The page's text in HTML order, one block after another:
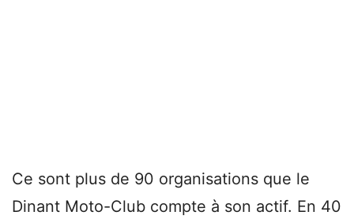
Ce sont plus de 90 organisations que le
Dinant Moto-Club compte à son actif. En 40